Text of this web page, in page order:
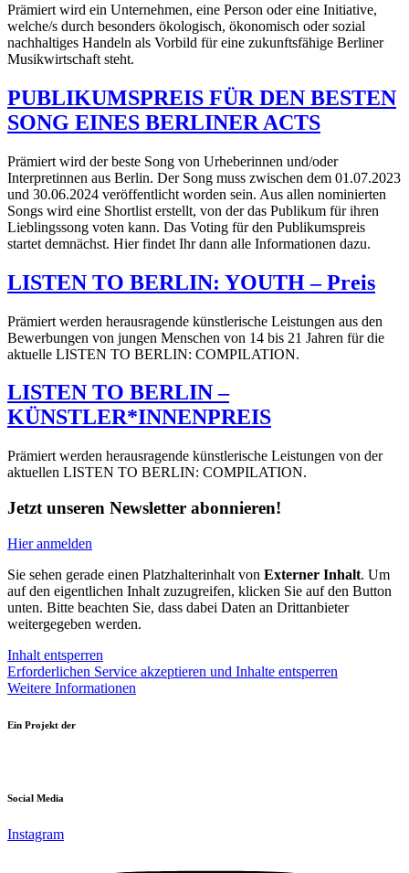
Prämiert wird ein Unternehmen, eine Person oder eine Initiative,
welche/s durch besonders ökologisch, ökonomisch oder sozial
nachhaltiges Handeln als Vorbild für eine zukunftsfähige Berliner
Musikwirtschaft steht.
PUBLIKUMSPREIS FÜR DEN BESTEN
SONG EINES BERLINER ACTS
Prämiert wird der beste Song von Urheberinnen und/oder
Interpretinnen aus Berlin. Der Song muss zwischen dem 01.07.2023
und 30.06.2024 veröffentlicht worden sein. Aus allen nominierten
Songs wird eine Shortlist erstellt, von der das Publikum für ihren
Lieblingssong voten kann. Das Voting für den Publikumspreis
startet demnächst. Hier findet Ihr dann alle Informationen dazu.
LISTEN TO BERLIN: YOUTH – Preis
Prämiert werden herausragende künstlerische Leistungen aus den
Bewerbungen von jungen Menschen von 14 bis 21 Jahren für die
aktuelle LISTEN TO BERLIN: COMPILATION.
LISTEN TO BERLIN –
KÜNSTLER*INNENPREIS
Prämiert werden herausragende künstlerische Leistungen von der
aktuellen LISTEN TO BERLIN: COMPILATION.
Jetzt unseren Newsletter abonnieren!
Hier anmelden
Sie sehen gerade einen Platzhalterinhalt von Externer Inhalt. Um
auf den eigentlichen Inhalt zuzugreifen, klicken Sie auf den Button
unten. Bitte beachten Sie, dass dabei Daten an Drittanbieter
weitergegeben werden.
Inhalt entsperren
Erforderlichen Service akzeptieren und Inhalte entsperren
Weitere Informationen
Ein Projekt der
Social Media
Instagram